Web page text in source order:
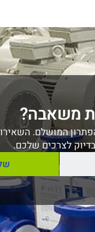
משאבה?
המושלם.
לצרכים שלכם.